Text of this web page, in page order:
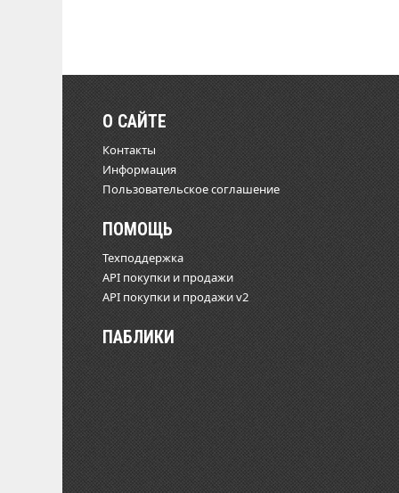
О САЙТЕ
Контакты
Информация
Пользовательское соглашение
ПОМОЩЬ
Техподдержка
API покупки и продажи
API покупки и продажи v2
ПАБЛИКИ